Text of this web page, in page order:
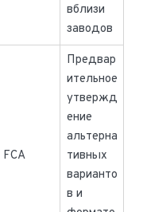
вблизи
заводов
FCA
Предвар
ительное
утвержд
ение
альтерна
тивных
варианто
в и